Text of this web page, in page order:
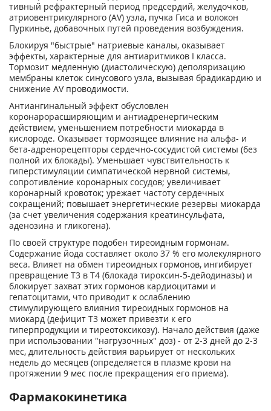
тивный рефрактерный период предсердий, желудочков,
атриовентрикулярного (AV) узла, пучка Гиса и волокон
Пуркинье, добавочных путей проведения возбуждения.
Блокируя "быстрые" натриевые каналы, оказывает
эффекты, характерные для антиаритмиков I класса.
Тормозит медленную (диастолическую) деполяризацию
мембраны клеток си­нусового узла, вызывая брадикардию и
снижение AV проводимости.
Антиангинальный эффект обусловлен
коронарорасширяющим и антиадренергическим
действием, уменьшением потребности миокарда в
кислороде. Оказывает тормозящее влияние на альфа- и
бета-адренорецепторы сердечно-сосудистой системы (без
полной их блокады). Уменьшает чувствительность к
гиперстимуляции симпатической нервной систе­мы,
сопротивление коронарных сосудов; увеличивает
коронарный кровоток; урежает час­тоту сердечных
сокращений; повышает энергетические резервы миокарда
(за счет увеличе­ния содержания креатинсульфата,
аденозина и гликогена).
По своей структуре подобен тиреоидным гормонам.
Содержание йода составляет около 37 % его молекулярного
веса. Влияет на обмен тиреоидных гормонов, ингибирует
превра­щение Т3 в Т4 (блокада тироксин-5-дейодиназы) и
блокирует захват этих гормонов кардиоцитами и
гепатоцитами, что приводит к ослаблению
стимулирующего влияния тиреоидных гормонов на
миокард (дефицит Т3 может привезти к его
гиперпродукции и тиреотоксико­зу). Начало действия (даже
при использовании "нагрузочных" доз) - от 2-3 дней до 2-3
мес, длительность действия варьирует от нескольких
недель до месяцев (определяется в плазме крови на
протяжении 9 мес после прекращения его приема).
Фармакокинетика